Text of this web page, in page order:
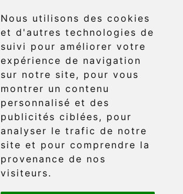
Nous utilisons des cookies
et d'autres technologies de
suivi pour améliorer votre
expérience de navigation
sur notre site, pour vous
montrer un contenu
personnalisé et des
publicités ciblées, pour
analyser le trafic de notre
site et pour comprendre la
provenance de nos
visiteurs.
Réserver